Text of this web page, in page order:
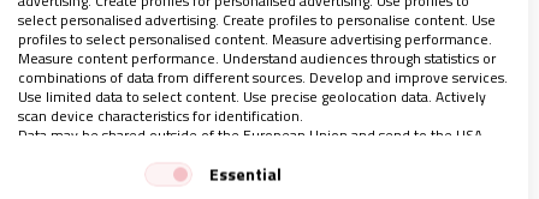
atentó contra la vida del ministro de culto, y de
acuerdo con la policía capitalina, el joven pidió
hablar con el Presidente de México, la Reina de
España y el papa Francisco.
select personalised advertising. Create profiles to personalise content. Use
profiles to select personalised content. Measure advertising performance.
Measure content performance. Understand audiences through statistics or
combinations of data from different sources. Develop and improve services.
Use limited data to select content. Use precise geolocation data. Actively
scan device characteristics for identification.
Data may be shared outside of the European Union and send to the USA.
Your consent and the cookie policy applies solely to this website/app.
View Partner List (1 IAB Vendors)
Essential